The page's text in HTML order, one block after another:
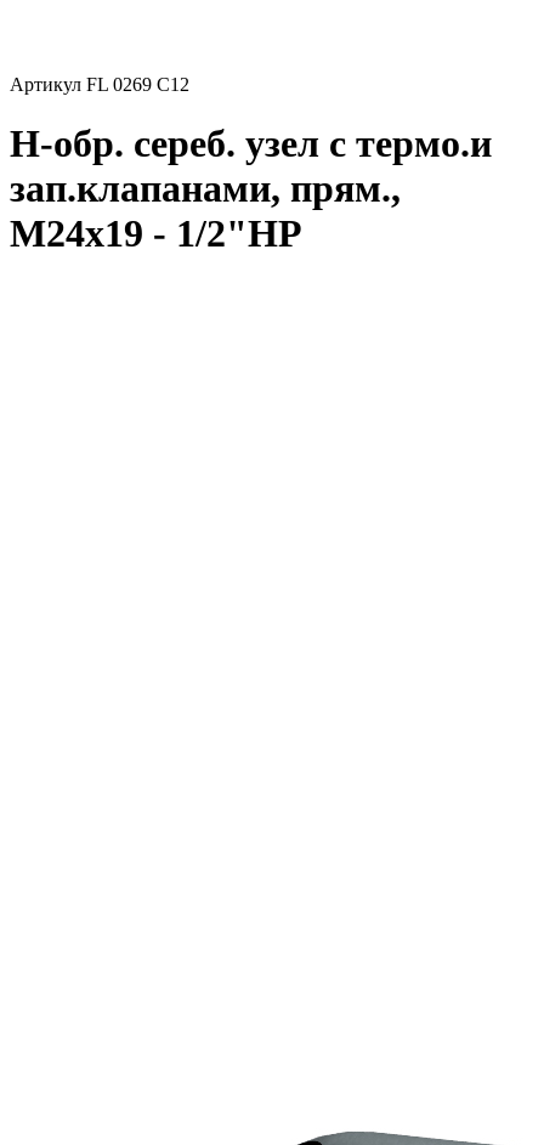
Артикул FL 0269 C12
Н-обр. сереб. узел с термо.и
зап.клапанами, прям.,
М24х19 - 1/2"НР